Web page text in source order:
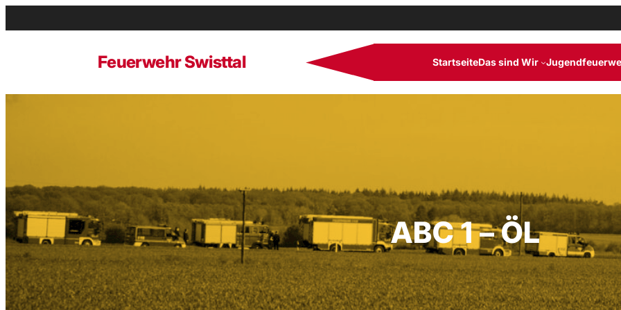
Inhalt
Feuerwehr Swisttal StartseiteDas sind Wir
ABC 1 – ÖL